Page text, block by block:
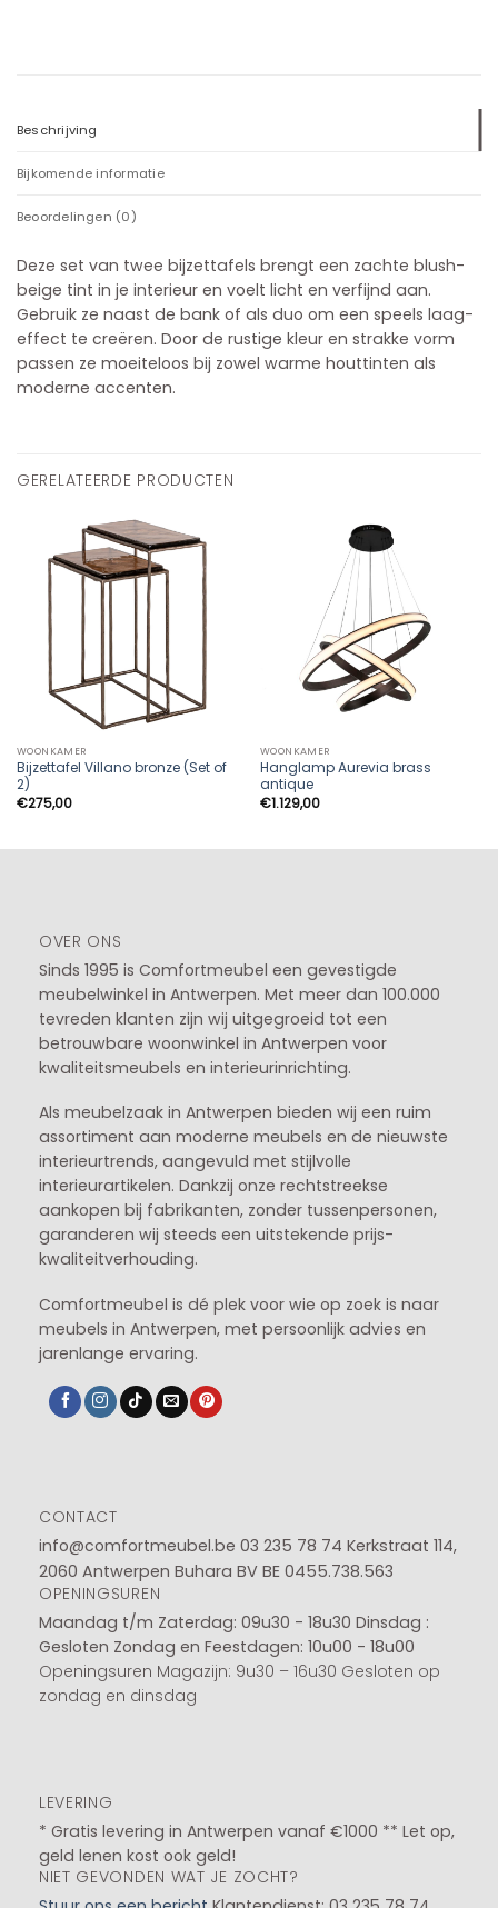
Beschrijving
Bijkomende informatie
Beoordelingen (0)
Deze set van twee bijzettafels brengt een zachte blush-
beige tint in je interieur en voelt licht en verfijnd aan.
Gebruik ze naast de bank of als duo om een speels laag-
effect te creëren. Door de rustige kleur en strakke vorm
passen ze moeiteloos bij zowel warme houttinten als
moderne accenten.
GERELATEERDE PRODUCTEN
WOONKAMER
Bijzettafel Villano bronze (Set of
2)
€275,00
WOONKAMER
Hanglamp Aurevia brass
antique
€1.129,00
OVER ONS
Sinds 1995 is Comfortmeubel een gevestigde
meubelwinkel in Antwerpen. Met meer dan 100.000
tevreden klanten zijn wij uitgegroeid tot een
betrouwbare woonwinkel in Antwerpen voor
kwaliteitsmeubels en interieurinrichting.
Als meubelzaak in Antwerpen bieden wij een ruim
assortiment aan moderne meubels en de nieuwste
interieurtrends, aangevuld met stijlvolle
interieurartikelen. Dankzij onze rechtstreekse
aankopen bij fabrikanten, zonder tussenpersonen,
garanderen wij steeds een uitstekende prijs-
kwaliteitverhouding.
Comfortmeubel is dé plek voor wie op zoek is naar
meubels in Antwerpen, met persoonlijk advies en
jarenlange ervaring.
CONTACT
info@comfortmeubel.be 03 235 78 74 Kerkstraat 114,
2060 Antwerpen Buhara BV BE 0455.738.563
OPENINGSUREN
Maandag t/m Zaterdag: 09u30 - 18u30 Dinsdag :
Gesloten Zondag en Feestdagen: 10u00 - 18u00
Openingsuren Magazijn: 9u30 – 16u30 Gesloten op
zondag en dinsdag
LEVERING
* Gratis levering in Antwerpen vanaf €1000 ** Let op,
geld lenen kost ook geld!
NIET GEVONDEN WAT JE ZOCHT?